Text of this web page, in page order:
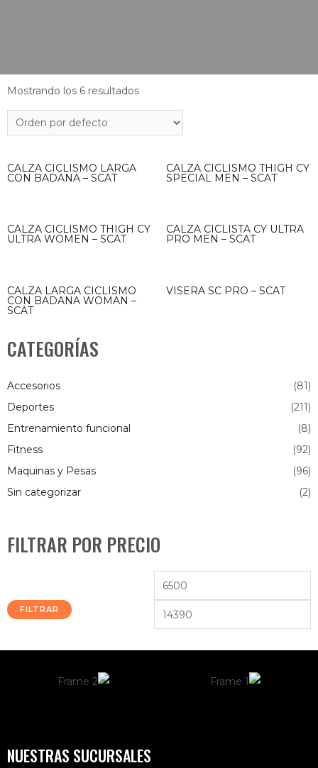
CATEGORÍAS
Accesorios
(81)
Deportes
(211)
Entrenamiento funcional
(8)
Fitness
(92)
Maquinas y Pesas
(96)
Sin categorizar
(2)
FILTRAR POR PRECIO
FILTRAR
Mostrando los 6 resultados
CALZA CICLISMO LARGA
CON BADANA – SCAT
CALZA CICLISMO THIGH CY
SPECIAL MEN – SCAT
CALZA CICLISMO THIGH CY
ULTRA WOMEN – SCAT
CALZA CICLISTA CY ULTRA
PRO MEN – SCAT
CALZA LARGA CICLISMO
CON BADANA WOMAN –
SCAT
VISERA SC PRO – SCAT
NUESTRAS SUCURSALES